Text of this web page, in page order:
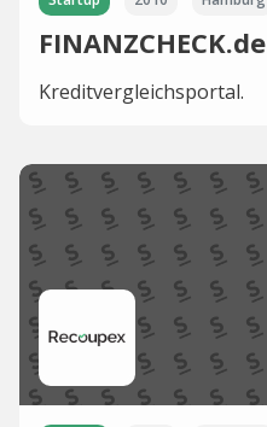
FINANZCHECK.de
Kreditvergleichsportal.